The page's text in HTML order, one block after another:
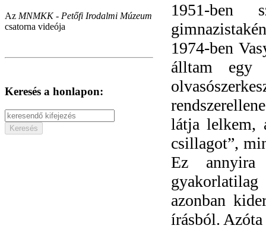
Az MNMKK - Petőfi Irodalmi Múzeum
csatorna videója
Keresés a honlapon:
1951-ben
1974-ben
álltam egy
látja lelkem,
csillagot”,
Ez annyira
azonban
írásból. Azóta